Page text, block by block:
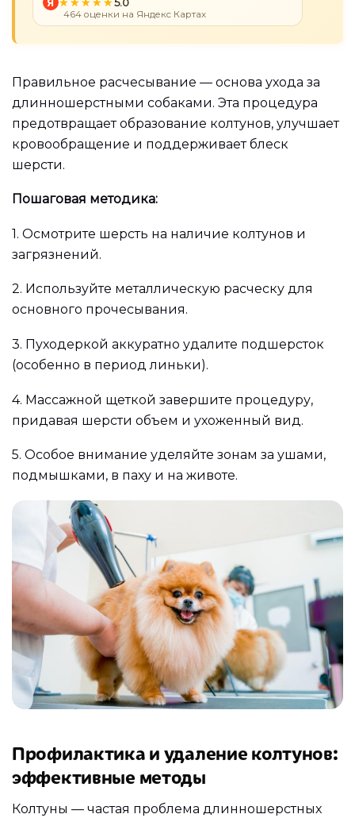
464 оценки на Яндекс Картах
Правильное расчесывание — основа ухода за
длинношерстными собаками. Эта процедура
предотвращает образование колтунов, улучшает
кровообращение и поддерживает блеск
шерсти.
Пошаговая методика:
1. Осмотрите шерсть на наличие колтунов и
загрязнений.
2. Используйте металлическую расческу для
основного прочесывания.
3. Пуходеркой аккуратно удалите подшерсток
(особенно в период линьки).
4. Массажной щеткой завершите процедуру,
придавая шерсти объем и ухоженный вид.
5. Особое внимание уделяйте зонам за ушами,
подмышками, в паху и на животе.
Профилактика и удаление колтунов:
эффективные методы
Колтуны — частая проблема длинношерстных